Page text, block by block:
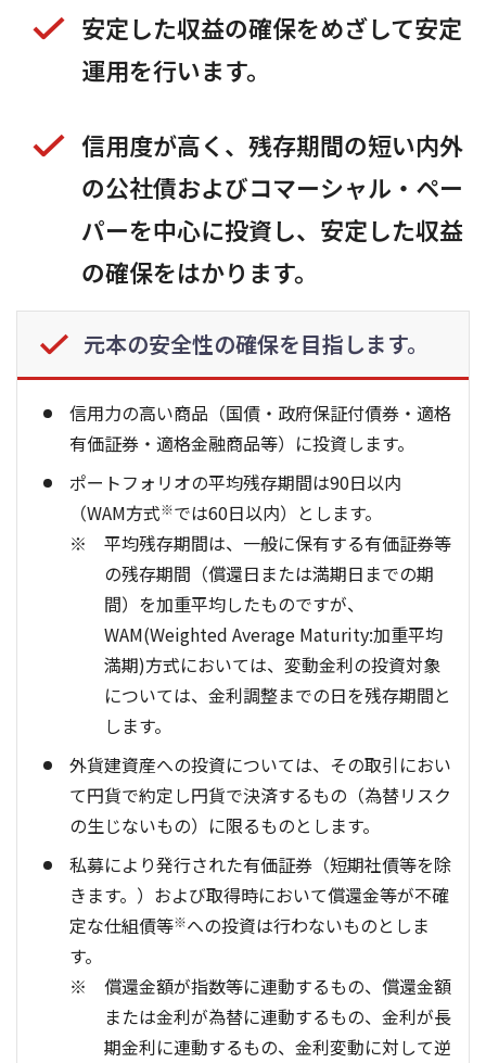
安定した収益の確保をめざして安定
運用を行います。
信用度が高く、残存期間の短い内外
の公社債およびコマーシャル・ペー
パーを中心に投資し、安定した収益
の確保をはかります。
元本の安全性の確保を目指します。
信用力の高い商品（国債・政府保証付債券・適格
有価証券・適格金融商品等）に投資します。
ポートフォリオの平均残存期間は90日以内
（WAM方式※では60日以内）とします。
平均残存期間は、一般に保有する有価証券等
の残存期間（償還日または満期日までの期
間）を加重平均したものですが、
WAM(Weighted Average Maturity:加重平均
満期)方式においては、変動金利の投資対象
については、金利調整までの日を残存期間と
します。
外貨建資産への投資については、その取引におい
て円貨で約定し円貨で決済するもの（為替リスク
の生じないもの）に限るものとします。
私募により発行された有価証券（短期社債等を除
きます。）および取得時において償還金等が不確
定な仕組債等※への投資は行わないものとしま
す。
償還金額が指数等に連動するもの、償還金額
または金利が為替に連動するもの、金利が長
期金利に連動するもの、金利変動に対して逆